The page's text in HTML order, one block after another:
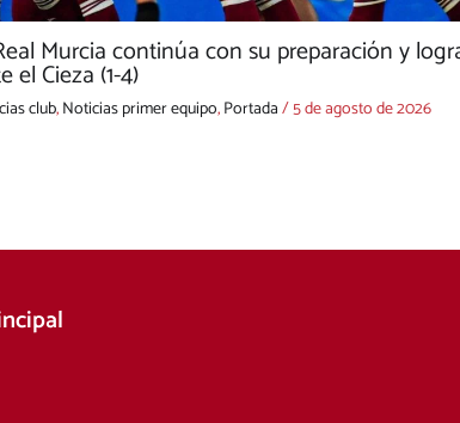
Murcia continúa con su preparación y
el Cieza (1-4)
club,Noticias primer equipo,Portada/5 de agosto de 2026